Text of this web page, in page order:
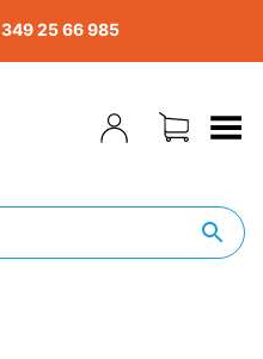
349 25 66 985
Toggle Menu